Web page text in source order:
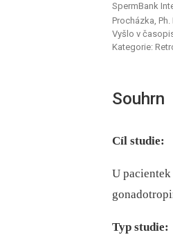
SpermBank
Procházka, Ph.
Vyšlo v
Kategorie:
Souhrn
Cíl studie:
U
Typ studie: